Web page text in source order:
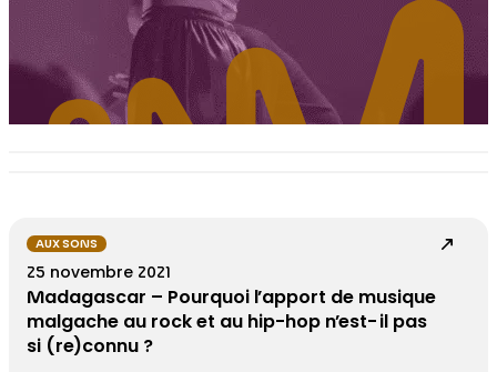
AUX SONS
25 novembre 2021
Madagascar – Pourquoi l’apport de musique
malgache au rock et au hip-hop n’est-il pas
si (re)connu ?